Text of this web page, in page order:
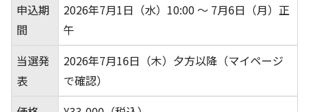
申込期
間
2026年7月1日（水）10:00 ～ 7月6日（月）正
午
当選発
表
2026年7月16日（木）夕方以降（マイページ
で確認）